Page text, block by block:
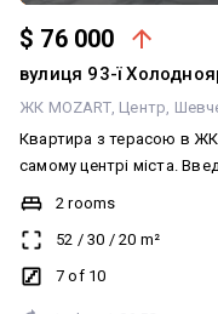
$ 76 000
вулиця 93-ї
ЖК MOZART Центр
Квартира з терасою в ЖК Моцарт,
самому центрі міста. Введено
поверховість — 10.
Планується в кухню-
Автономне опалення. Закрите
2 rooms
52 / 30 / 20 m²
7 of 10